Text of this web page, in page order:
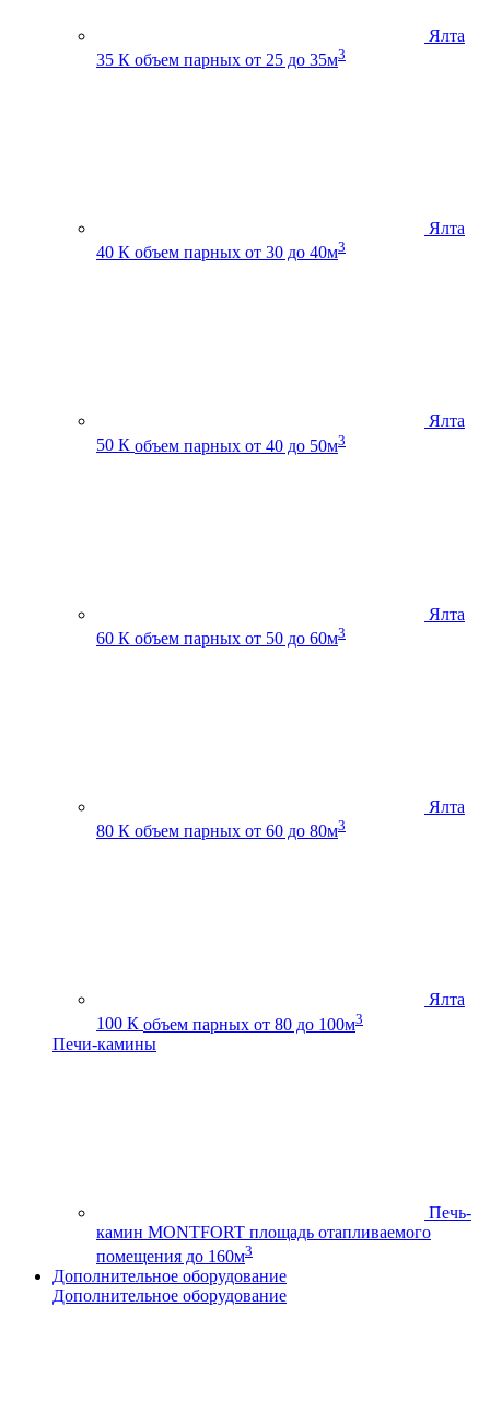
Ялта
35 К объем парных от 25 до 35м3
Ялта
40 К объем парных от 30 до 40м3
Ялта
50 К объем парных от 40 до 50м3
Ялта
60 К объем парных от 50 до 60м3
Ялта
80 К объем парных от 60 до 80м3
Ялта
100 К объем парных от 80 до 100м3
Печи-камины
Печь-
камин MONTFORT площадь отапливаемого
помещения до 160м3
Дополнительное оборудование
Дополнительное оборудование